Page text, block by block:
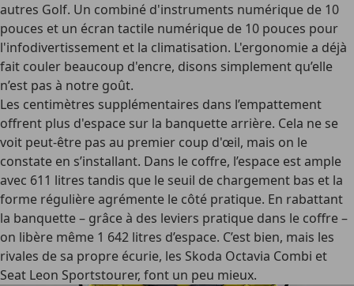
autres Golf. Un combiné d'instruments numérique de 10
pouces et un écran tactile numérique de 10 pouces pour
l'infodivertissement et la climatisation. L'ergonomie a déjà
fait couler beaucoup d'encre, disons simplement qu’elle
n’est pas à notre goût.
Les centimètres supplémentaires dans l’empattement
offrent plus d'espace sur la banquette arrière. Cela ne se
voit peut-être pas au premier coup d'œil, mais on le
constate en s’installant. Dans le coffre, l’espace est ample
avec 611 litres tandis que le seuil de chargement bas et la
forme régulière agrémente le côté pratique. En rabattant
la banquette – grâce à des leviers pratique dans le coffre –
on libère même 1 642 litres d’espace. C’est bien, mais les
rivales de sa propre écurie, les Skoda Octavia Combi et
Seat Leon Sportstourer, font un peu mieux.